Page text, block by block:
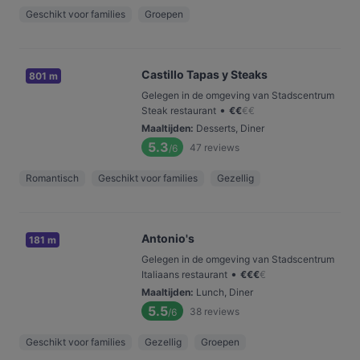
Geschikt voor families Groepen
801 m Castillo Tapas y Steaks
Gelegen in de omgeving van Stadscentrum
Steak restaurant • €€€€
Maaltijden: Desserts, Diner
5.3/6 47 reviews
Romantisch Geschikt voor families Gezellig
181 m Antonio's
Gelegen in de omgeving van Stadscentrum
Italiaans restaurant • €€€€
Maaltijden: Lunch, Diner
5.5/6 38 reviews
Geschikt voor families Gezellig Groepen